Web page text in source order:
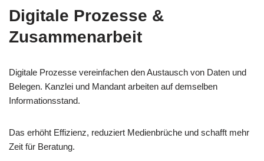
Digitale Prozesse &
Zusammenarbeit
Digitale Prozesse vereinfachen den Austausch von Daten und
Belegen. Kanzlei und Mandant arbeiten auf demselben
Informationsstand.
Das erhöht Effizienz, reduziert Medienbrüche und schafft mehr
Zeit für Beratung.